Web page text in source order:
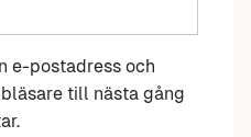
e-postadress och
till nästa gång